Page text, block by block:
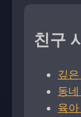
친구
깊
동
육